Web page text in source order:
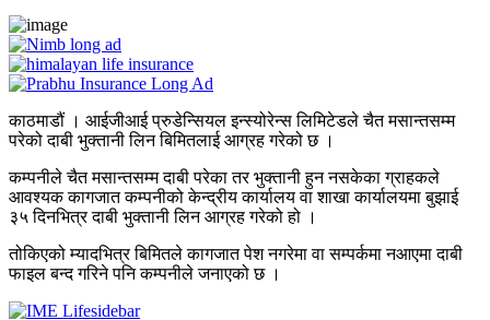
काठमाडौं । आईजीआई प्रुडेन्सियल इन्स्योरेन्स लिमिटेडले चैत मसान्तसम्म
परेको दाबी भुक्तानी लिन बिमितलाई आग्रह गरेको छ ।
कम्पनीले चैत मसान्तसम्म दाबी परेका तर भुक्तानी हुन नसकेका ग्राहकले
आवश्यक कागजात कम्पनीको केन्द्रीय कार्यालय वा शाखा कार्यालयमा बुझाई
३५ दिनभित्र दाबी भुक्तानी लिन आग्रह गरेको हो ।
तोकिएको म्यादभित्र बिमितले कागजात पेश नगरेमा वा सम्पर्कमा नआएमा दाबी
फाइल बन्द गरिने पनि कम्पनीले जनाएको छ ।